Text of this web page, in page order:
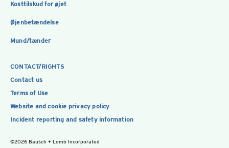
Kosttilskud for øjet
Øjenbetændelse
Mund/tænder
CONTACT/RIGHTS
Contact us
Terms of Use
Website and cookie privacy policy
Incident reporting and safety information
©2026 Bausch + Lomb Incorporated